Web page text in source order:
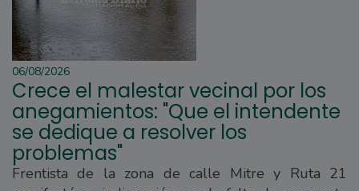
06/08/2026
Crece el malestar vecinal por los
anegamientos: "Que el intendente
se dedique a resolver los
problemas"
Frentista de la zona de calle Mitre y Ruta 21